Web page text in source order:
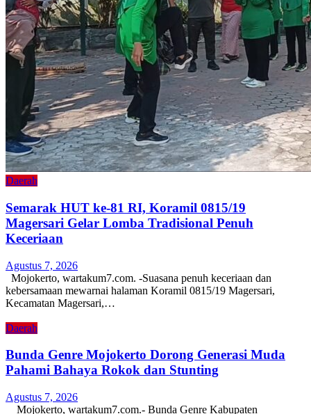
Daerah
Semarak HUT ke-81 RI, Koramil 0815/19
Magersari Gelar Lomba Tradisional Penuh
Keceriaan
Agustus 7, 2026
Mojokerto, wartakum7.com. -Suasana penuh keceriaan dan
kebersamaan mewarnai halaman Koramil 0815/19 Magersari,
Kecamatan Magersari,…
Daerah
Bunda Genre Mojokerto Dorong Generasi Muda
Pahami Bahaya Rokok dan Stunting
Agustus 7, 2026
Mojokerto, wartakum7.com.- Bunda Genre Kabupaten